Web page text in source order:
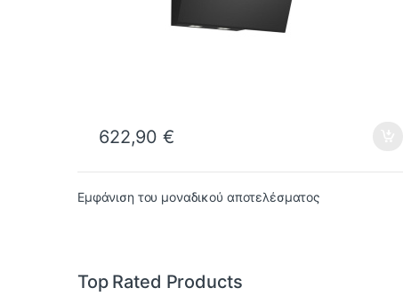
622,90€
Εμφάνιση του μοναδικού αποτελέσματος
Top Rated Products